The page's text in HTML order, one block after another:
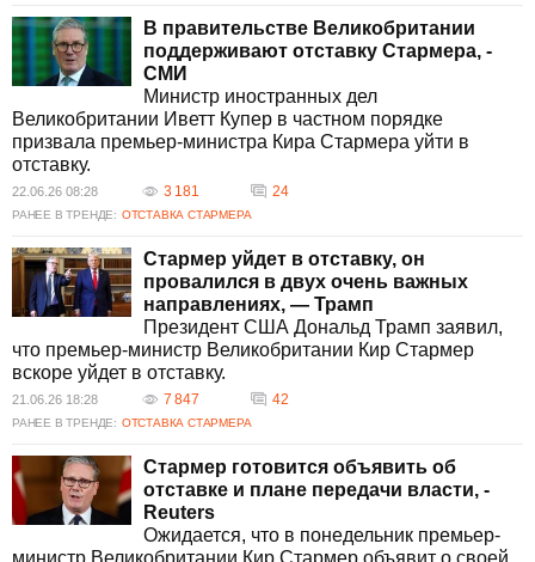
В правительстве Великобритании
поддерживают отставку Стармера, -
СМИ
Министр иностранных дел
Великобритании Иветт Купер в частном порядке
призвала премьер-министра Кира Стармера уйти в
отставку.
22.06.26 08:28 3 181 24
РАНЕЕ В ТРЕНДЕ: ОТСТАВКА СТАРМЕРА
Стармер уйдет в отставку, он
провалился в двух очень важных
направлениях, — Трамп
Президент США Дональд Трамп заявил,
что премьер-министр Великобритании Кир Стармер
вскоре уйдет в отставку.
21.06.26 18:28 7 847 42
РАНЕЕ В ТРЕНДЕ: ОТСТАВКА СТАРМЕРА
Стармер готовится объявить об
отставке и плане передачи власти, -
Reuters
Ожидается, что в понедельник премьер-
министр Великобритании Кир Стармер объявит о своей